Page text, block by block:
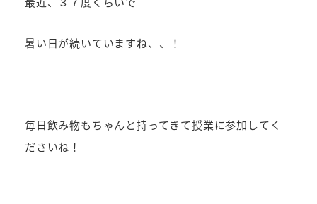
暑い日が続いていますね、、！
毎日飲み物もちゃんと持ってきて授業に参加してく
ださいね！